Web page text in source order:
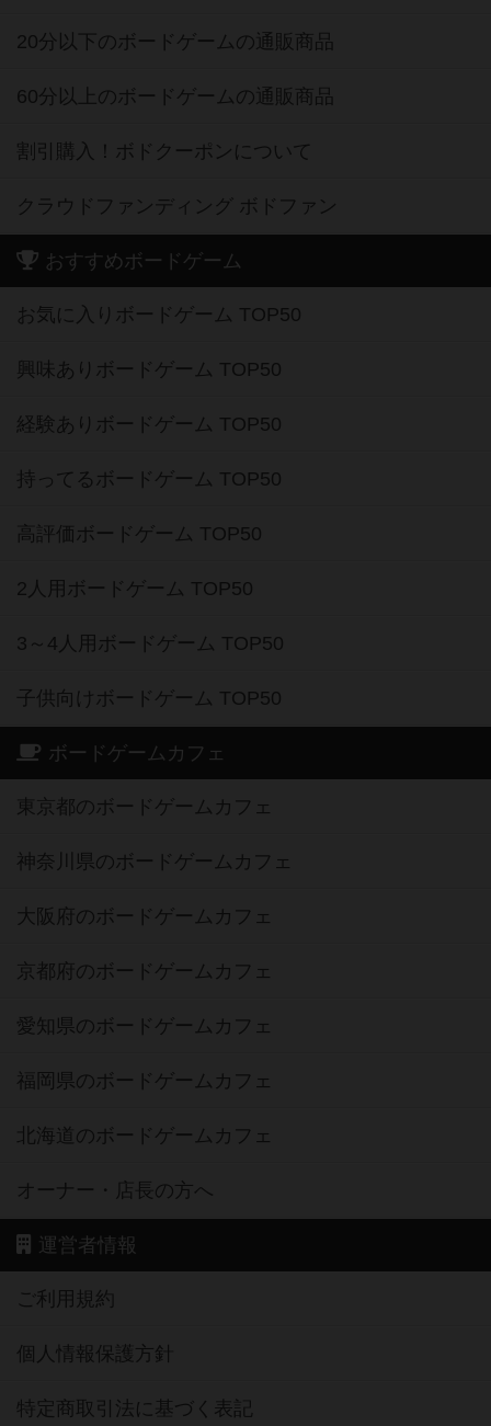
20分以下のボードゲームの通販商品
60分以上のボードゲームの通販商品
割引購入！ボドクーポンについて
クラウドファンディング ボドファン
おすすめボードゲーム
お気に入りボードゲーム TOP50
興味ありボードゲーム TOP50
経験ありボードゲーム TOP50
持ってるボードゲーム TOP50
高評価ボードゲーム TOP50
2人用ボードゲーム TOP50
3～4人用ボードゲーム TOP50
子供向けボードゲーム TOP50
ボードゲームカフェ
東京都のボードゲームカフェ
神奈川県のボードゲームカフェ
大阪府のボードゲームカフェ
京都府のボードゲームカフェ
愛知県のボードゲームカフェ
福岡県のボードゲームカフェ
北海道のボードゲームカフェ
オーナー・店長の方へ
運営者情報
ご利用規約
個人情報保護方針
特定商取引法に基づく表記